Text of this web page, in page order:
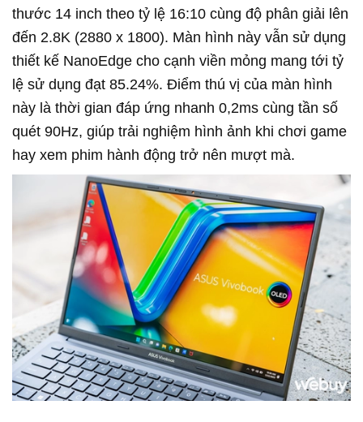
thước 14 inch theo tỷ lệ 16:10 cùng độ phân giải lên
đến 2.8K (2880 x 1800). Màn hình này vẫn sử dụng
thiết kế NanoEdge cho cạnh viền mỏng mang tới tỷ
lệ sử dụng đạt 85.24%. Điểm thú vị của màn hình
này là thời gian đáp ứng nhanh 0,2ms cùng tần số
quét 90Hz, giúp trải nghiệm hình ảnh khi chơi game
hay xem phim hành động trở nên mượt mà.